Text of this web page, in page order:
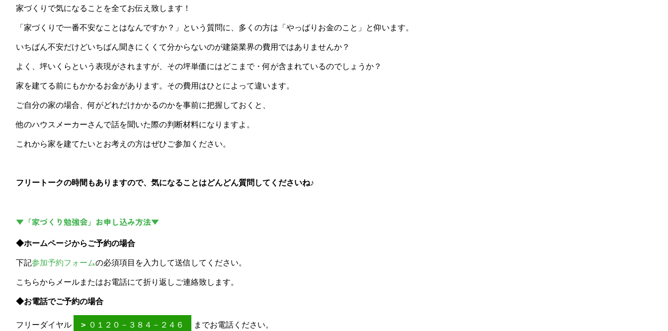
家づくりで気になることを全てお伝え致します！
「家づくりで一番不安なことはなんですか？」という質問に、多くの方は「やっぱりお金のこと」と仰います。
いちばん不安だけどいちばん聞きにくくて分からないのが建築業界の費用ではありませんか？
よく、坪いくらという表現がされますが、その坪単価にはどこまで・何が含まれているのでしょうか？
家を建てる前にもかかるお金があります。その費用はひとによって違います。
ご自分の家の場合、何がどれだけかかるのかを事前に把握しておくと、
他のハウスメーカーさんで話を聞いた際の判断材料になりますよ。
これから家を建てたいとお考えの方はぜひご参加ください。
フリートークの時間もありますので、気になることはどんどん質問してくださいね♪
▼「家づくり勉強会」お申し込み方法▼
◆ホームページからご予約の場合
下記参加予約フォームの必須項目を入力して送信してください。
こちらからメールまたはお電話にて折り返しご連絡致します。
◆お電話でご予約の場合
フリーダイヤル ０１２０－３８４－２４６ までお電話ください。